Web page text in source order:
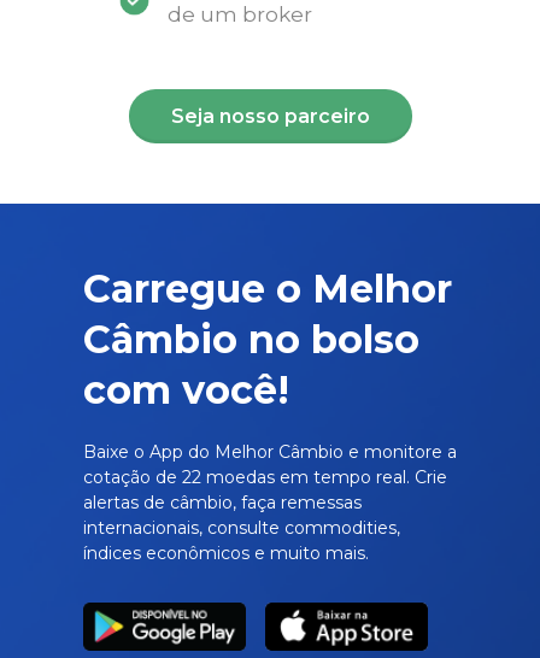
de um broker
Seja nosso parceiro
Carregue o Melhor
Câmbio no bolso
com você!
Baixe o App do Melhor Câmbio e monitore a
cotação de 22 moedas em tempo real. Crie
alertas de câmbio, faça remessas
internacionais, consulte commodities,
índices econômicos e muito mais.